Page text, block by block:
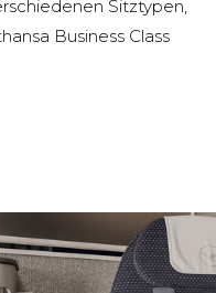
Sitztypen,
Business Class